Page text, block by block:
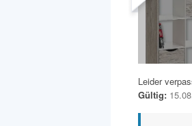
Leider
Gültig: